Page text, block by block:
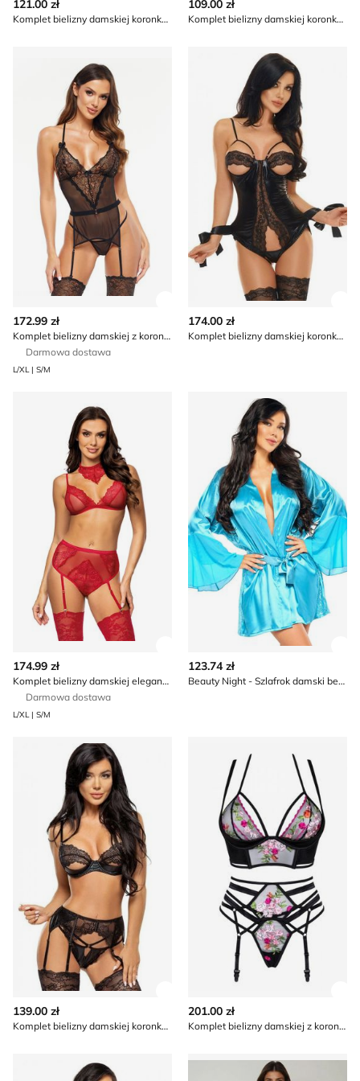
121.00 zł
Komplet bielizny damskiej koronkowy Beauty Night
109.00 zł
Komplet bielizny damskiej koronkowy Beauty Night
Komplet bielizny damskiej z koronką Beauty Night
172.99 zł
Komplet bielizny damskiej z koronką Beauty Night
Darmowa dostawa
L/XL | S/M
Komplet bielizny damskiej
174.00 zł
Komplet bielizny damskiej koronkowy Beauty Night
Komplet bielizny damskiej elegancki Beauty Night
174.99 zł
Komplet bielizny damskiej elegancki Beauty Night
Darmowa dostawa
L/XL | S/M
Beauty Night - Szlafrok
123.74 zł
Beauty Night - Szlafrok damski bez wzorów
Komplet bielizny damskiej koronkowy Beauty Night
139.00 zł
Komplet bielizny damskiej koronkowy Beauty Night
201.00 zł
Komplet bielizny damskiej z koronką Beauty Night
Koszula nocna koronkowa Beauty NightPiżama Beauty Night